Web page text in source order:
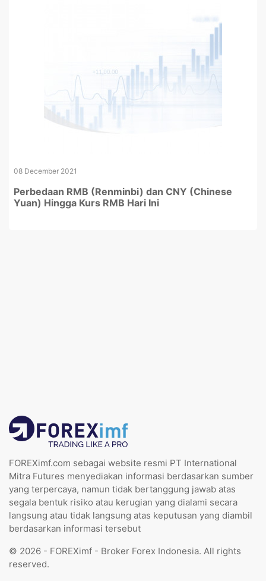
08 December 2021
Perbedaan RMB (Renminbi) dan CNY (Chinese
Yuan) Hingga Kurs RMB Hari Ini
FOREXimf.com sebagai website resmi PT International
Mitra Futures menyediakan informasi berdasarkan sumber
yang terpercaya, namun tidak bertanggung jawab atas
segala bentuk risiko atau kerugian yang dialami secara
langsung atau tidak langsung atas keputusan yang diambil
berdasarkan informasi tersebut
© 2026 - FOREXimf - Broker Forex Indonesia. All rights
reserved.